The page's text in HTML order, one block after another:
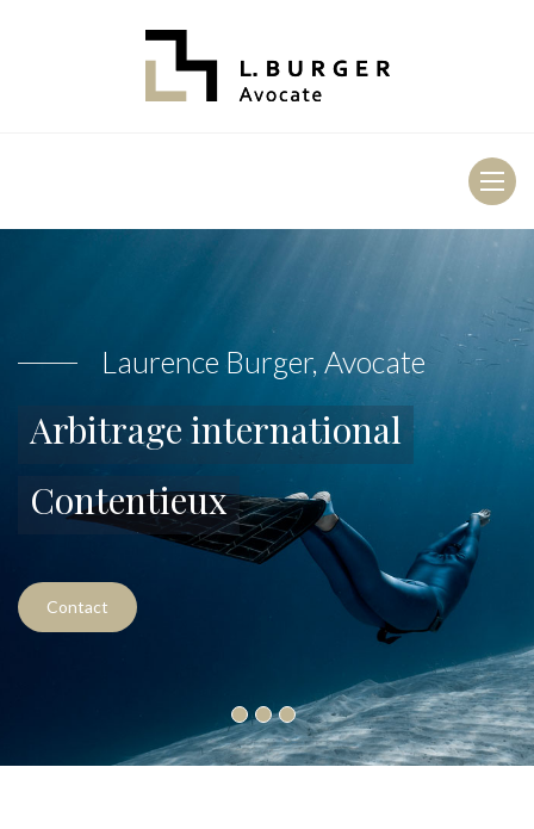
Toggle
Laurence Burger, Avocate
Arbitrage international
Contentieux
Contact